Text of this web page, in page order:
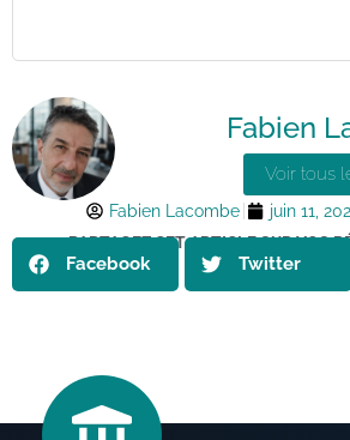
Fabien
Voir tous
Fabien Lacombe juin 11,
PARTAGEZ CET ARTICLE SUR VOS
Facebook Twitter